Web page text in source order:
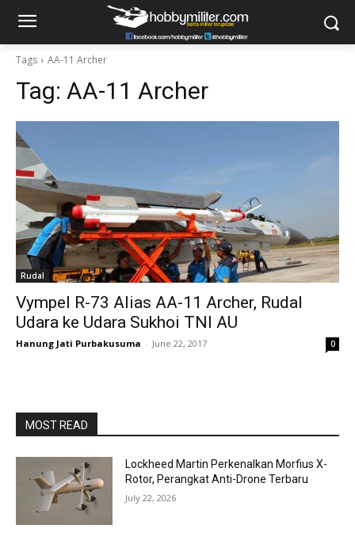
Tags AA-11 Archer
Tag: AA-11 Archer
Rudal
Vympel R-73 Alias AA-11 Archer, Rudal
Udara ke Udara Sukhoi TNI AU
Hanung Jati Purbakusuma - June 22, 2017 0
MOST READ
Lockheed Martin Perkenalkan Morfius X-
Rotor, Perangkat Anti-Drone Terbaru
July 22, 2026